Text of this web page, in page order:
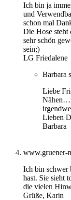
Ich bin ja
und
schon mal
Die Hose steht
sehr schön
sein;)
LG Friedalene
Barbara
Liebe
Lieben
Barbara
www.gruener-
Ich bin schwer
hast. Sie sieht
die vielen
Grüße, Karin